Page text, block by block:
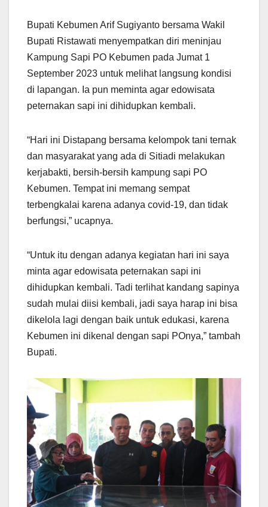
Bupati Kebumen Arif Sugiyanto bersama Wakil
Bupati Ristawati menyempatkan diri meninjau
Kampung Sapi PO Kebumen pada Jumat 1
September 2023 untuk melihat langsung kondisi
di lapangan. Ia pun meminta agar edowisata
peternakan sapi ini dihidupkan kembali.
“Hari ini Distapang bersama kelompok tani ternak
dan masyarakat yang ada di Sitiadi melakukan
kerjabakti, bersih-bersih kampung sapi PO
Kebumen. Tempat ini memang sempat
terbengkalai karena adanya covid-19, dan tidak
berfungsi,” ucapnya.
“Untuk itu dengan adanya kegiatan hari ini saya
minta agar edowisata peternakan sapi ini
dihidupkan kembali. Tadi terlihat kandang sapinya
sudah mulai diisi kembali, jadi saya harap ini bisa
dikelola lagi dengan baik untuk edukasi, karena
Kebumen ini dikenal dengan sapi POnya,” tambah
Bupati.